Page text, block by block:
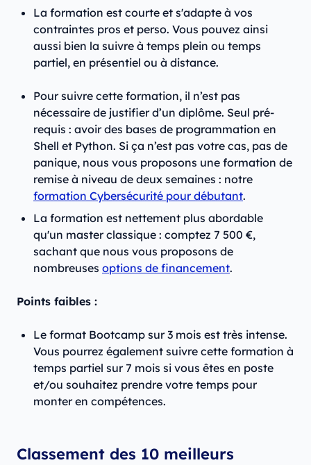
La formation est courte et s'adapte à vos
contraintes pros et perso. Vous pouvez ainsi
aussi bien la suivre à temps plein ou temps
partiel, en présentiel ou à distance.
Pour suivre cette formation, il n’est pas
nécessaire de justifier d’un diplôme. Seul pré-
requis : avoir des bases de programmation en
Shell et Python. Si ça n’est pas votre cas, pas de
panique, nous vous proposons une formation de
remise à niveau de deux semaines : notre
formation Cybersécurité pour débutant.
La formation est nettement plus abordable
qu'un master classique : comptez 7 500 €,
sachant que nous vous proposons de
nombreuses options de financement.
Points faibles :
Le format Bootcamp sur 3 mois est très intense.
Vous pourrez également suivre cette formation à
temps partiel sur 7 mois si vous êtes en poste
et/ou souhaitez prendre votre temps pour
monter en compétences.
Classement des 10 meilleurs